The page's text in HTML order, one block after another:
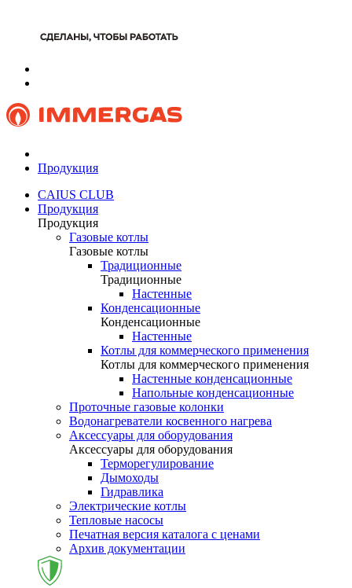
Продукция
CAIUS CLUB
Продукция
Продукция
Газовые котлы
Газовые котлы
Традиционные
Традиционные
Настенные
Конденсационные
Конденсационные
Настенные
Котлы для коммерческого применения
Котлы для коммерческого применения
Настенные конденсационные
Напольные конденсационные
Проточные газовые колонки
Водонагреватели косвенного нагрева
Аксессуары для оборудования
Аксессуары для оборудования
Терморегулирование
Дымоходы
Гидравлика
Электрические котлы
Тепловые насосы
Печатная версия каталога с ценами
Архив документации